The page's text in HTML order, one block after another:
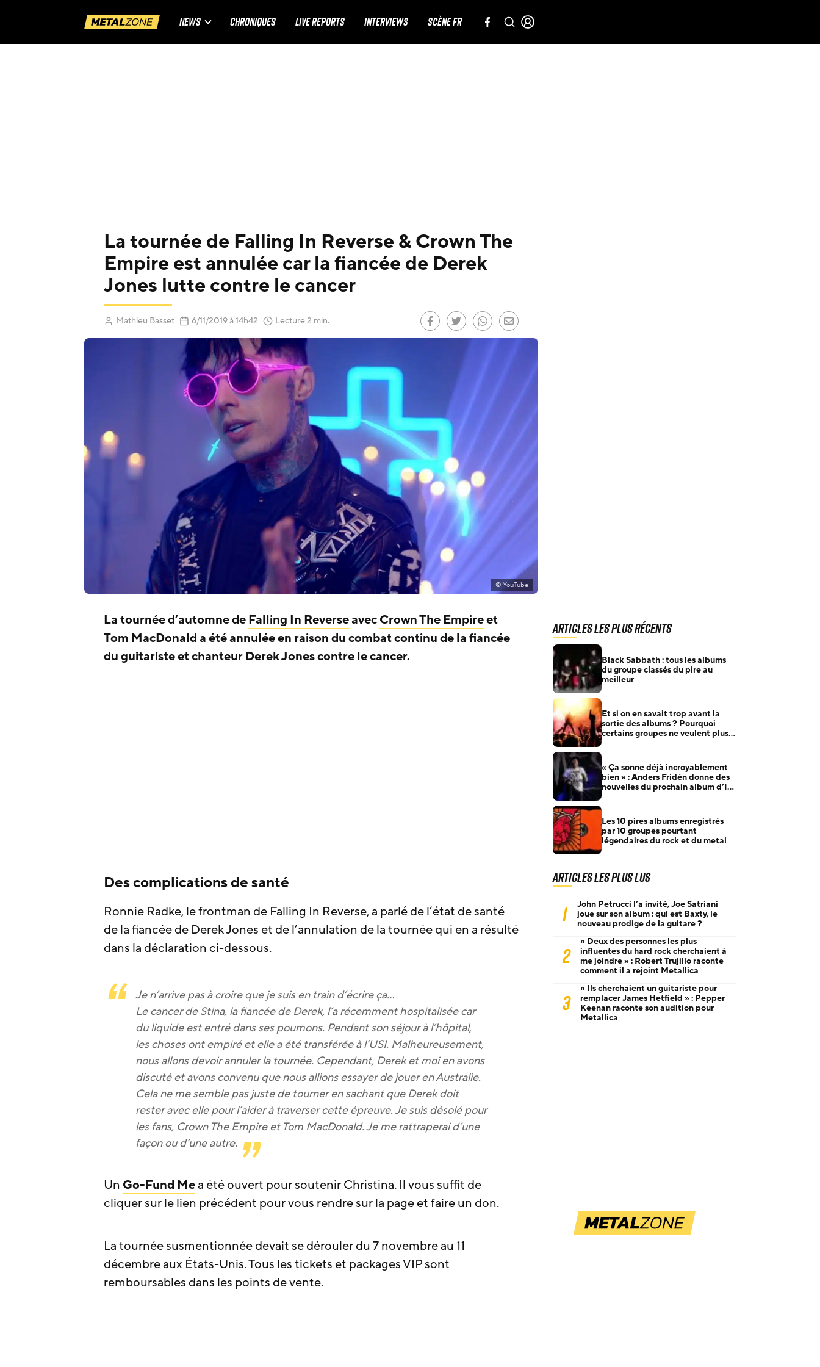
NEWS CHRONIQUES LIVE REPORTS INTERVIEWS SCÈNE FR
La tournée de Falling In Reverse & Crown The
Empire est annulée car la fiancée de Derek
Jones lutte contre le cancer
Mathieu Basset 6/11/2019(Mis à jour le)
à 14h42 Lecture 2 min.
© YouTube
La tournée d’automne deFalling In ReverseavecCrown The Empireet
Tom MacDonald a été annulée en raison du combat continu de la fiancée
du guitariste et chanteur Derek Jones contre le cancer.
Des complications de santé
Ronnie Radke, le frontman de Falling In Reverse, a parlé de l’état de santé
de la fiancée de Derek Jones et de l’annulation de la tournée qui en a résulté
dans la déclaration ci-dessous.
Je n’arrive pas à croire que je suis en train d’écrire ça…
Le cancer de Stina, la fiancée de Derek, l’a récemment hospitalisée car
du liquide est entré dans ses poumons. Pendant son séjour à l’hôpital,
les choses ont empiré et elle a été transférée à l’USI. Malheureusement,
nous allons devoir annuler la tournée. Cependant, Derek et moi en avons
discuté et avons convenu que nous allions essayer de jouer en Australie.
Cela ne me semble pas juste de tourner en sachant que Derek doit
rester avec elle pour l’aider à traverser cette épreuve. Je suis désolé pour
les fans, Crown The Empire et Tom MacDonald. Je me rattraperai d’une
façon ou d’une autre.
Un Go-Fund Mea été ouvert pour soutenir Christina. Il vous suffit de
cliquer sur le lien précédent pour vous rendre sur la page et faire un don.
La tournée susmentionnée devait se dérouler du 7 novembre au 11
décembre aux États-Unis. Tous les tickets et packages VIP sont
remboursables dans les points de vente.
Articles les plus récents
Black Sabbath : tous les albums
du groupe classés du pire au
meilleur
Et si on en savait trop avant la
sortie des albums ? Pourquoi
certains groupes ne veulent plus
« Ça sonne déjà incroyablement
bien » : Anders Fridén donne des
nouvelles du prochain album d’In
Les 10 pires albums enregistrés
par 10 groupes pourtant
légendaires du rock et du metal
Articles les plus lus
1
John Petrucci l’a invité, Joe Satriani
joue sur son album : qui est Baxty, le
nouveau prodige de la guitare ?
2
« Deux des personnes les plus
influentes du hard rock cherchaient à
me joindre » : Robert Trujillo raconte
comment il a rejoint Metallica
3
« Ils cherchaient un guitariste pour
remplacer James Hetfield » : Pepper
Keenan raconte son audition pour
Metallica